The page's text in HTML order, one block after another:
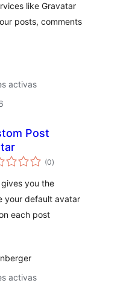
like Gravatar
posts, comments
activas
Post
(0total
de
)
you the
your default avatar
each post
activas